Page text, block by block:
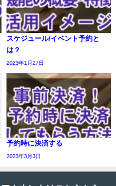
スケジュール/イベント予約と
は？
2023年1月27日
予約時に決済する
2023年3月3日